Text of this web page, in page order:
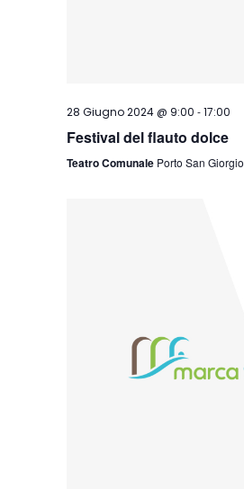
28 Giugno 2024 @ 9:00 -17:00
Festival del flauto dolce
Teatro Comunale Porto San Giorgio